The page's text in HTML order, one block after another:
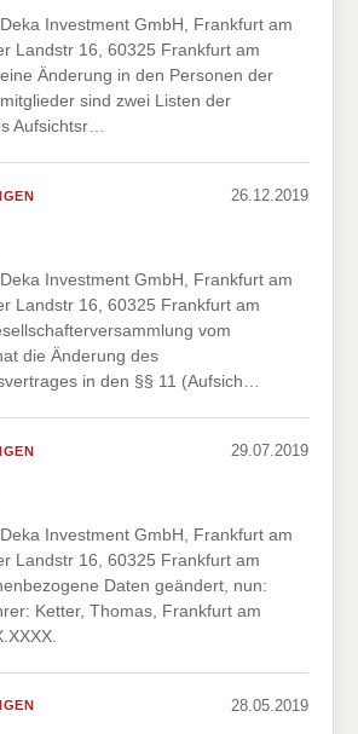
Investment GmbH, Frankfurt am
Landstr 16, 60325 Frankfurt am
Änderung in den Personen der
sind zwei Listen der
Aufsichtsr…
26.12.2019
Investment GmbH, Frankfurt am
Landstr 16, 60325 Frankfurt am
vom
die Änderung des
in den §§ 11 (Aufsich…
29.07.2019
Investment GmbH, Frankfurt am
Landstr 16, 60325 Frankfurt am
Daten geändert, nun:
Ketter, Thomas, Frankfurt am
28.05.2019